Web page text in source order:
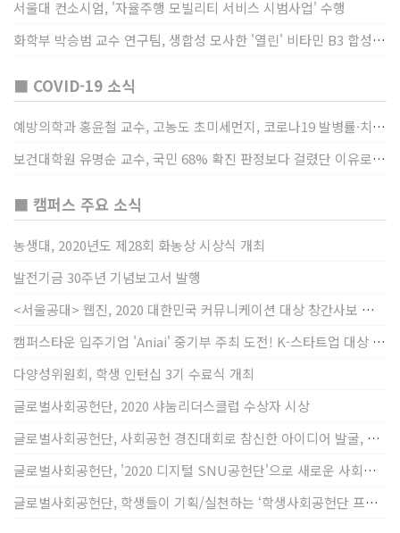
서울대 컨소시엄, '자율주행 모빌리티 서비스 시범사업' 수행
화학부 박승범 교수 연구팀, 생합성 모사한 '열린' 비타민 B3 합성법 개발
■ COVID-19 소식
예방의학과 홍윤철 교수, 고농도 초미세먼지, 코로나19 발병률·치명률 높인다
보건대학원 유명순 교수, 국민 68% 확진 판정보다 걸렸단 이유로 비난받는 걸 더 두려해
■ 캠퍼스 주요 소식
농생대, 2020년도 제28회 화농상 시상식 개최
발전기금 30주년 기념보고서 발행
<서울공대> 웹진, 2020 대한민국 커뮤니케이션 대상 창간사보 부문 최우수상 선정
캠퍼스타운 입주기업 'Aniai' 중기부 주최 도전! K-스타트업 대상 수상
다양성위원회, 학생 인턴십 3기 수료식 개최
글로벌사회공헌단, 2020 샤눔리더스클럽 수상자 시상
글로벌사회공헌단, 사회공헌 경진대회로 참신한 아이디어 발굴, 지원
글로벌사회공헌단, '2020 디지털 SNU공헌단'으로 새로운 사회공헌에 도전
글로벌사회공헌단, 학생들이 기획/실천하는 ‘학생사회공헌단 프로젝트’ 진행